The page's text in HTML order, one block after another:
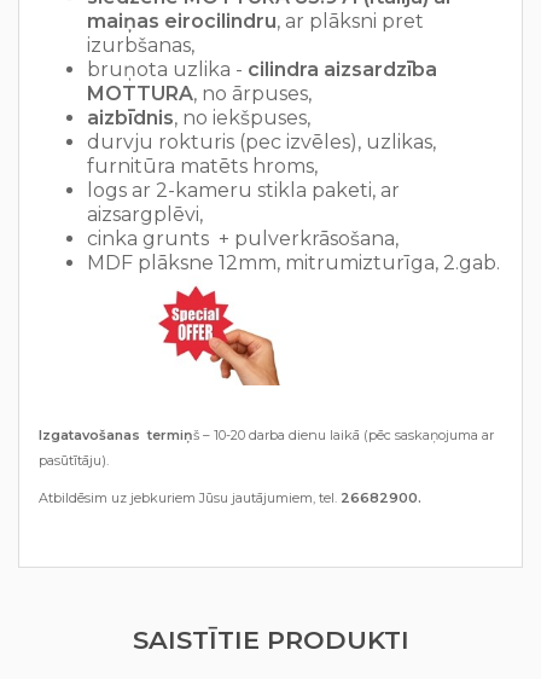
maiņas eirocilindru, ar plāksni pret
izurbšanas,
bruņota uzlika - cilindra aizsardzība
MOTTURA, no ārpuses,
aizbīdnis, no iekšpuses,
durvju rokturis (pec izvēles), uzlikas,
furnitūra matēts hroms,
logs ar 2-kameru stikla paketi, ar
aizsargplēvi,
cinka grunts + pulverkrāsošana,
MDF plāksne 12mm, mitrumizturīga, 2.gab.
Izgatavošanas termiņš – 10-20 darba dienu laikā (pēc saskaņojuma ar
pasūtītāju).
Atbildēsim uz jebkuriem Jūsu jautājumiem, tel. 26682900.
SAISTĪTIE PRODUKTI